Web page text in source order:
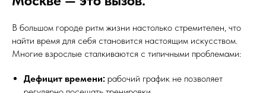
В большом городе ритм жизни настолько стремителен, что
найти время для себя становится настоящим искусством.
Многие взрослые сталкиваются с типичными проблемами:
Дефицит времени: рабочий график не позволяет